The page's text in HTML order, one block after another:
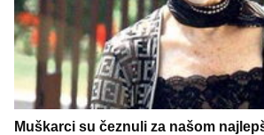
Muškarci su čeznuli za našom